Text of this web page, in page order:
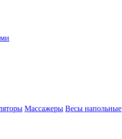
Массажеры Весы напольные